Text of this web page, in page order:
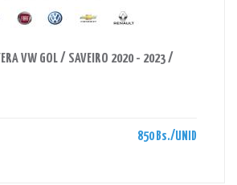
VW GOL / SAVEIRO 2020 - 2023 /
850 Bs./UNID